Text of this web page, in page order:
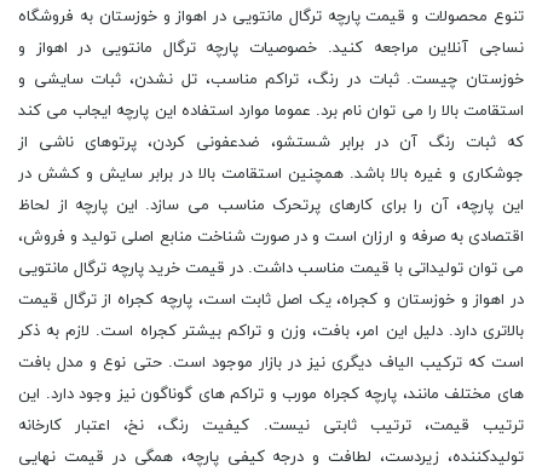
تنوع محصولات و قیمت پارچه ترگال مانتویی در اهواز و خوزستان به فروشگاه
نساجی آنلاین مراجعه کنید. خصوصیات پارچه ترگال مانتویی در اهواز و
خوزستان چیست. ثبات در رنگ، تراکم مناسب، تل نشدن، ثبات سایشی و
استقامت بالا را می توان نام برد. عموما موارد استفاده این پارچه ایجاب می کند
که ثبات رنگ آن در برابر شستشو، ضدعفونی کردن، پرتوهای ناشی از
جوشکاری و غیره بالا باشد. همچنین استقامت بالا در برابر سایش و کشش در
این پارچه، آن را برای کارهای پرتحرک مناسب می سازد. این پارچه از لحاظ
اقتصادی به صرفه و ارزان است و در صورت شناخت منابع اصلی تولید و فروش،
می توان تولیداتی با قیمت مناسب داشت. در قیمت خرید پارچه ترگال مانتویی
در اهواز و خوزستان و کجراه، یک اصل ثابت است، پارچه کجراه از ترگال قیمت
بالاتری دارد. دلیل این امر، بافت، وزن و تراکم بیشتر کجراه است. لازم به ذکر
است که ترکیب الیاف دیگری نیز در بازار موجود است. حتی نوع و مدل بافت
های مختلف مانند، پارچه کجراه مورب و تراکم های گوناگون نیز وجود دارد. این
ترتیب قیمت، ترتیب ثابتی نیست. کیفیت رنگ، نخ، اعتبار کارخانه
تولیدکننده، زیردست، لطافت و درجه کیفی پارچه، همگی در قیمت نهایی